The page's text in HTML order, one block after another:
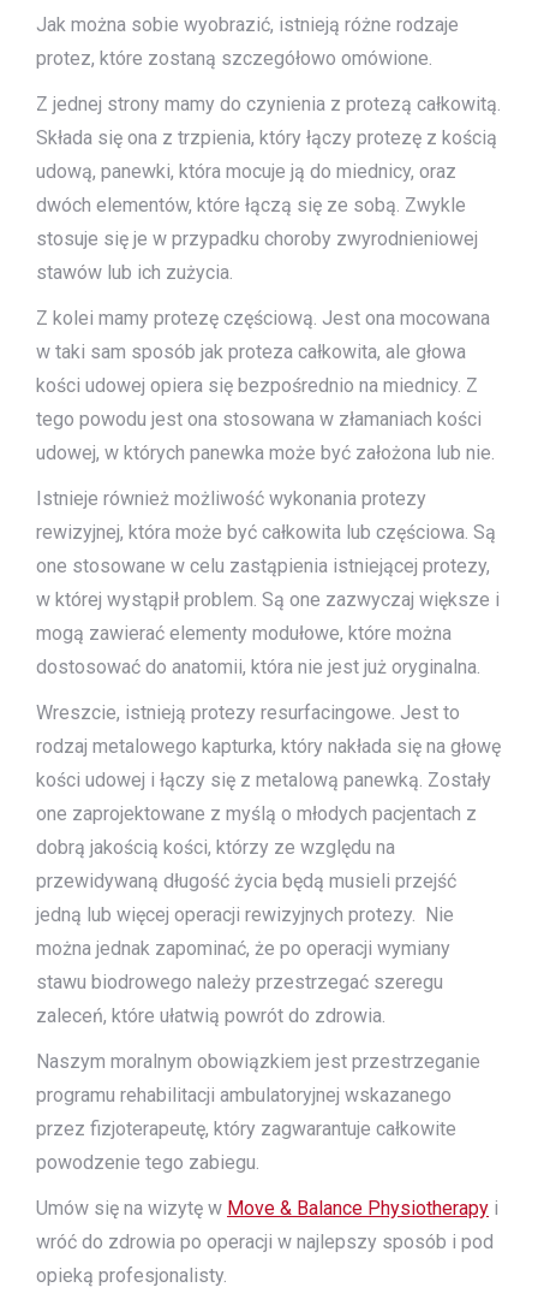
Jak można sobie wyobrazić, istnieją różne rodzaje
protez, które zostaną szczegółowo omówione.
Z jednej strony mamy do czynienia z protezą całkowitą.
Składa się ona z trzpienia, który łączy protezę z kością
udową, panewki, która mocuje ją do miednicy, oraz
dwóch elementów, które łączą się ze sobą. Zwykle
stosuje się je w przypadku choroby zwyrodnieniowej
stawów lub ich zużycia.
Z kolei mamy protezę częściową. Jest ona mocowana
w taki sam sposób jak proteza całkowita, ale głowa
kości udowej opiera się bezpośrednio na miednicy. Z
tego powodu jest ona stosowana w złamaniach kości
udowej, w których panewka może być założona lub nie.
Istnieje również możliwość wykonania protezy
rewizyjnej, która może być całkowita lub częściowa. Są
one stosowane w celu zastąpienia istniejącej protezy,
w której wystąpił problem. Są one zazwyczaj większe i
mogą zawierać elementy modułowe, które można
dostosować do anatomii, która nie jest już oryginalna.
Wreszcie, istnieją protezy resurfacingowe. Jest to
rodzaj metalowego kapturka, który nakłada się na głowę
kości udowej i łączy się z metalową panewką. Zostały
one zaprojektowane z myślą o młodych pacjentach z
dobrą jakością kości, którzy ze względu na
przewidywaną długość życia będą musieli przejść
jedną lub więcej operacji rewizyjnych protezy. Nie
można jednak zapominać, że po operacji wymiany
stawu biodrowego należy przestrzegać szeregu
zaleceń, które ułatwią powrót do zdrowia.
Naszym moralnym obowiązkiem jest przestrzeganie
programu rehabilitacji ambulatoryjnej wskazanego
przez fizjoterapeutę, który zagwarantuje całkowite
powodzenie tego zabiegu.
Umów się na wizytę w Move & Balance Physiotherapy i
wróć do zdrowia po operacji w najlepszy sposób i pod
opieką profesjonalisty.